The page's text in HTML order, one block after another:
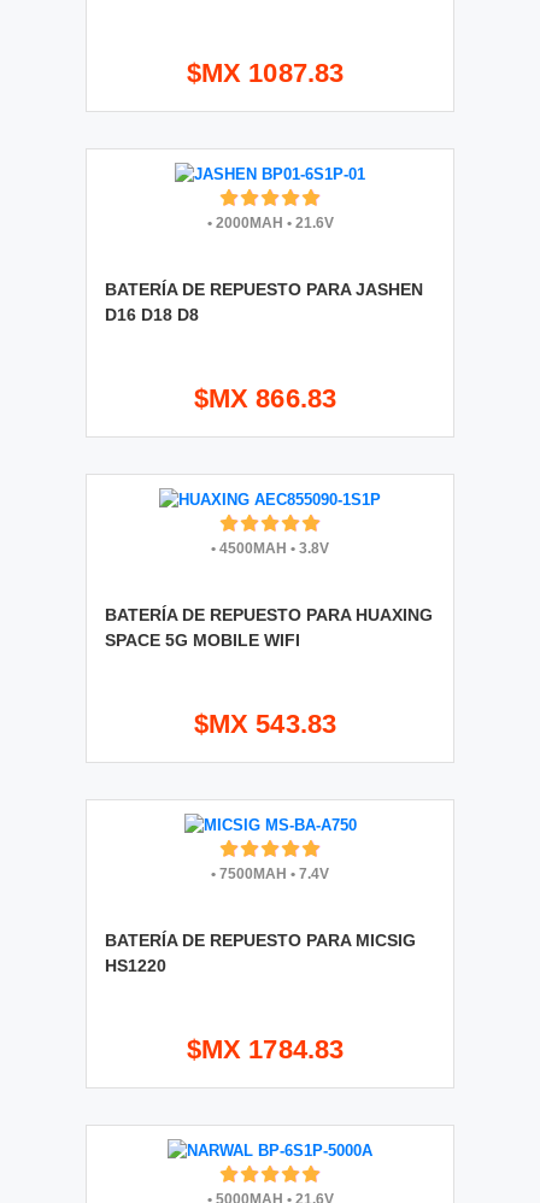
$MX 1087.83
•2000MAH •21.6V
BATERÍA DE REPUESTO PARA JASHEN
D16 D18 D8
$MX 866.83
• 4500MAH • 3.8V
BATERÍA DE REPUESTO PARA HUAXING
SPACE 5G MOBILE WIFI
$MX 543.83
• 7500MAH • 7.4V
BATERÍA DE REPUESTO PARA MICSIG
HS1220
$MX 1784.83
•5000MAH •21.6V